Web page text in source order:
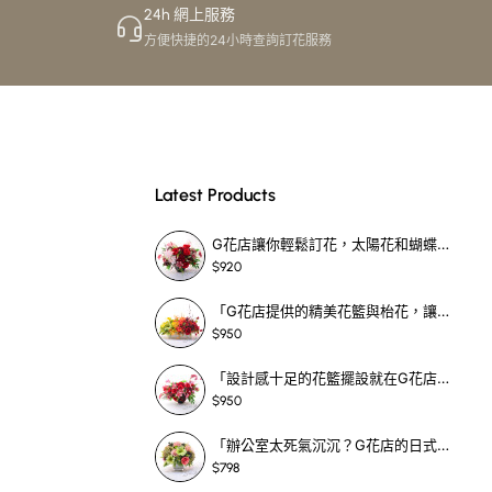
24h 網上服務
方便快捷的24小時查詢訂花服務
Latest Products
G花店讓你輕鬆訂花，太陽花和蝴蝶蘭花籃，適合每個重要時刻！-SF390
$920
「G花店提供的精美花籃與枱花，讓重要場合更顯祝賀與喜悅，適合各種用場！」-SF398
$950
「設計感十足的花籃擺設就在G花店！馬蹄蘭、袋鼠爪、罌粟花，為你的重大場合增光添彩！」-SF209
$950
「辦公室太死氣沉沉？G花店的日式花籃和定製枱花，為你帶來新鮮感！」-SF465
$798